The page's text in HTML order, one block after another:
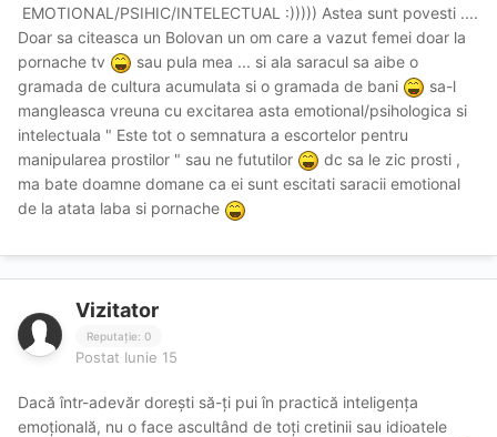
EMOTIONAL/PSIHIC/INTELECTUAL :))))) Astea sunt povesti ....
Doar sa citeasca un Bolovan un om care a vazut femei doar la
pornache tv
sau pula mea ... si ala saracul sa aibe o
gramada de cultura acumulata si o gramada de bani
sa-l
mangleasca vreuna cu excitarea asta emotional/psihologica si
intelectuala " Este tot o semnatura a escortelor pentru
manipularea prostilor " sau ne fututilor
dc sa le zic prosti ,
ma bate doamne domane ca ei sunt escitati saracii emotional
de la atata laba si pornache
Vizitator
Reputație: 0
Postat Iunie 15
Dacă într-adevăr dorești să-ți pui în practică inteligența
emoțională, nu o face ascultând de toți cretinii sau idioatele